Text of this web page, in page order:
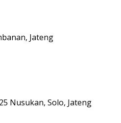
Jateng
Nusukan, Solo, Jateng